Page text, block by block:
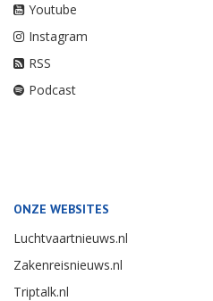
Youtube
Instagram
RSS
Podcast
ONZE WEBSITES
Luchtvaartnieuws.nl
Zakenreisnieuws.nl
Triptalk.nl